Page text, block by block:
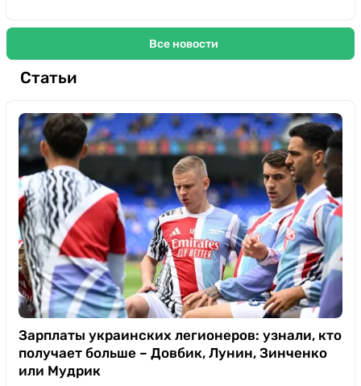
Все новости
Статьи
Зарплаты украинских легионеров: узнали, кто
получает больше – Довбик, Лунин, Зинченко
или Мудрик